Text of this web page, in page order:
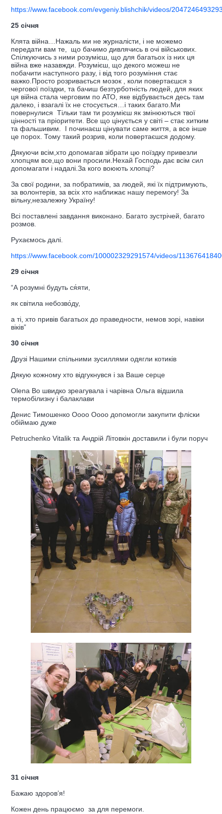
https://www.facebook.com/evgeniy.blishchik/videos/
25 січня
Клята війна…Нажаль ми не журналісти, і не можемо
передати вам те, що бачимо дивлячись в очі військових.
Спілкуючись з ними розумієш, що для багатьох із них ця
війна вже назавжди. Розумієш, що декого можеш не
побачити наступного разу, і від того розуміння стає
важко.Просто розривається мозок , коли повертаєшся з
чергової поїздки, та бачиш безтурботність людей, для яких
ця війна стала черговим по АТО, яке відбувається десь там
далеко, і взагалі їх не стосується…і таких багато.Ми
повернулися Тільки там ти розумієш як змінюються твої
цінності та пріоритети. Все що цінується у світі – стає хитким
та фальшивим. І починаєш цінувати саме життя, а все інше
це порох. Тому такий розрив, коли повертаєшся додому.
Дякуючи всім,хто допомагав зібрати цю поїздку привезли
хлопцям все,що вони просили.Нехай Господь дає всім сил
допомагати і надалі.За кого воюють хлопці?
За свої родини, за побратимів, за людей, які їх підтримують,
за волонтерів, за всіх хто наближає нашу перемогу! За
вільну,незалежну Україну!
Всі поставлені завдання виконано. Багато зустрічей, багато
розмов.
Рухаємось далі.
https://www.facebook.com/100002329291574/videos/
29 січня
“А розумні будуть ся́яти,
як світила небозво́ду,
а ті, хто привів багатьох до праведности, немов зорі, навіки
віків”
30 січня
Друзі Нашими спільними зусиллями одягли котиків
Дякую кожному хто відгукнувся і за Ваше серце
Olena Bo швидко зреагувала і чарівна Ольга відшила
термобілизну і балаклави
Денис Тимошенко Оооо Оооо допомогли закупити фліски
обіймаю дуже
Petruchenko Vitalik та Андрій Літовкін доставили і були поруч
31 січня
Бажаю здоров’я!
Кожен день працюємо за для перемоги.